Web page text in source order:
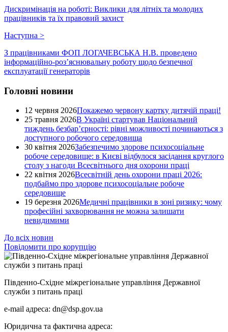
Дискримінація на роботі: Виклики для літніх та молодих
працівників та їх правовий захист
Наступна >
З працівниками ФОП ЛОГАЧЕВСЬКА Н.В. проведено
інформаційно-роз’яснювальну роботу щодо безпечної
експлуатації генераторів
Головні новини
12 червня 2026Покажемо червону картку дитячій праці!
25 травня 2026В Україні стартував Національний
тиждень безбар’єрності: рівні можливості починаються з
доступного робочого середовища
30 квітня 2026Забезпечимо здорове психосоціальне
робоче середовище: в Києві відбулося засідання круглого
столу з нагоди Всесвітнього дня охорони праці
22 квітня 2026Всесвітній день охорони праці 2026:
подбаймо про здорове психосоціальне робоче
середовище
19 березня 2026Медичні працівники в зоні ризику: чому
професійні захворювання не можна залишати
невидимими
До всіх новин
Повідомити про корупцію
Південно-Східне міжрегіональне управління Державної
служби з питань праці
e-mail адреса: dn@dsp.gov.ua
Юридична та фактична адреса: